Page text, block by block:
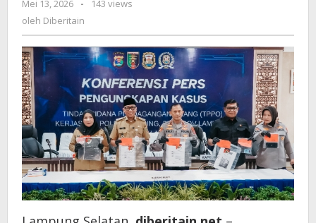
Mei 13, 2026
oleh
Diberitain
-
143 views
oleh Diberitain